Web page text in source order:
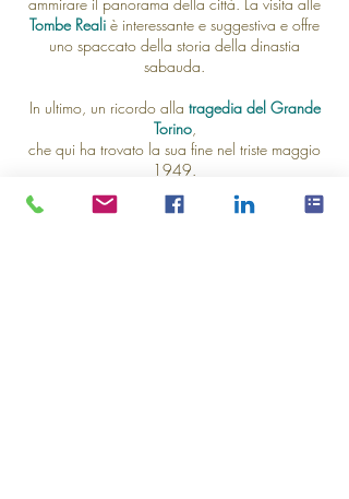
Tombe Reali è interessante e suggestiva e offre
uno spaccato della storia della dinastia
sabauda.
In ultimo, un ricordo alla tragedia del Grande
Torino,
che qui ha trovato la sua fine nel triste maggio
1949.
Durata visita guidata: 2 ore.